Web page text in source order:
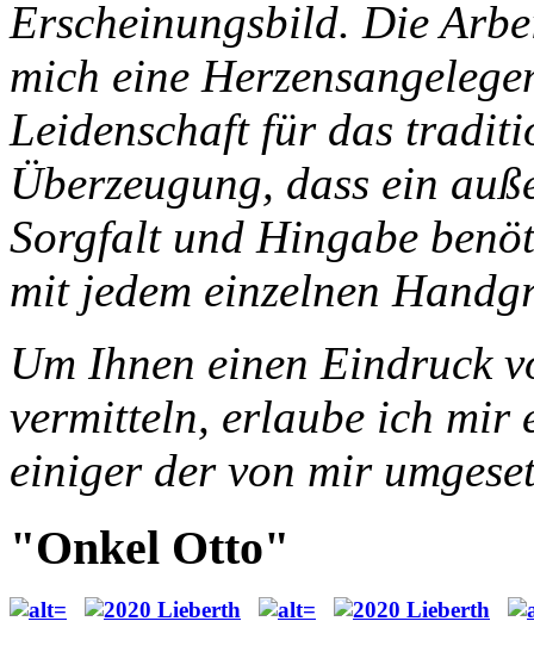
Erscheinungsbild. Die
mich eine
Leidenschaft für das
Überzeugung, dass ein
Sorgfalt und Hingabe
mit jedem einzelnen
Um Ihnen einen Eindruck
vermitteln, erlaube ich mir
einiger der von mir
"Onkel Otto"